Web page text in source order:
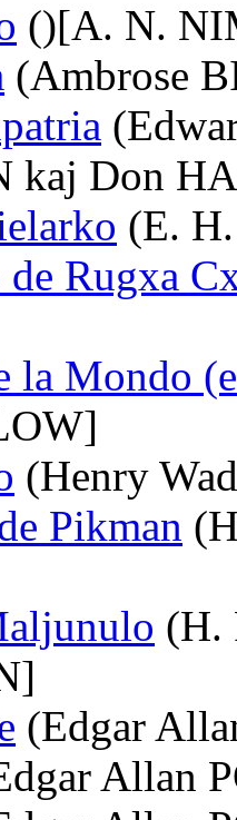
()[A. N.
(Ambrose
kaj Don
(E.
Rugxa
la Mondo
(Henry
Pikman
(H.
(Edgar
Allan